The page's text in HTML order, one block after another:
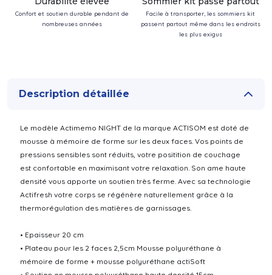
Confort et soutien durable pendant de
nombreuses années
Facile à transporter, les sommiers kit
passent partout même dans les endroits
les plus exigus
Description détaillée
Le modèle Actimemo NIGHT de la marque ACTISOM est doté de
mousse à mémoire de forme sur les deux faces. Vos points de
pressions sensibles sont réduits, votre positition de couchage
est confortable en maximisant votre relaxation. Son ame haute
densité vous apporte un soutien très ferme. Avec sa technologie
Actifresh votre corps se régénère naturellement grâce à la
thermorégulation des matières de garnissages.
• Epaisseur 20 cm
• Plateau pour les 2 faces 2,5cm Mousse polyuréthane à
mémoire de forme + mousse polyuréthane actiSoft